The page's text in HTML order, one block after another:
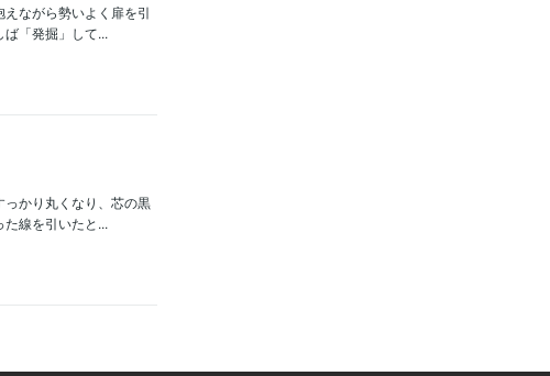
ながら勢いよく扉を引
「発掘」して...
かり丸くなり、芯の黒
線を引いたと...